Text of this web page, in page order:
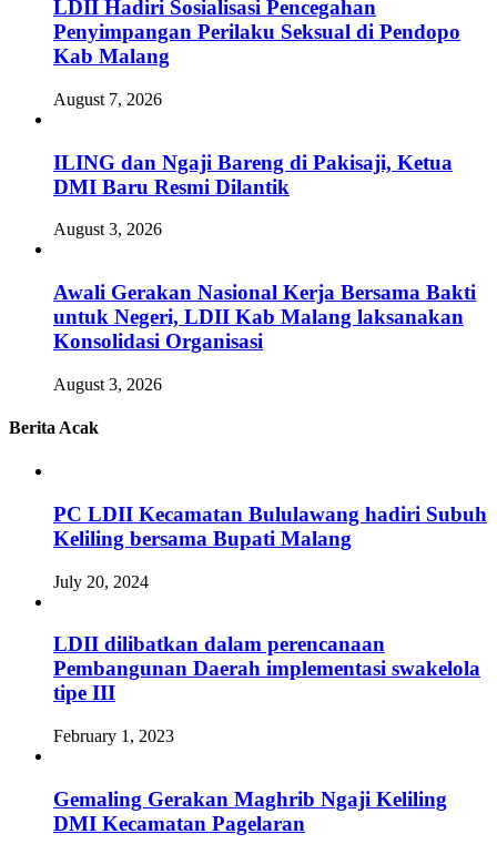
LDII Hadiri Sosialisasi Pencegahan
Penyimpangan Perilaku Seksual di Pendopo
Kab Malang
August 7, 2026
ILING dan Ngaji Bareng di Pakisaji, Ketua
DMI Baru Resmi Dilantik
August 3, 2026
Awali Gerakan Nasional Kerja Bersama Bakti
untuk Negeri, LDII Kab Malang laksanakan
Konsolidasi Organisasi
August 3, 2026
Berita Acak
PC LDII Kecamatan Bululawang hadiri Subuh
Keliling bersama Bupati Malang
July 20, 2024
LDII dilibatkan dalam perencanaan
Pembangunan Daerah implementasi swakelola
tipe III
February 1, 2023
Gemaling Gerakan Maghrib Ngaji Keliling
DMI Kecamatan Pagelaran